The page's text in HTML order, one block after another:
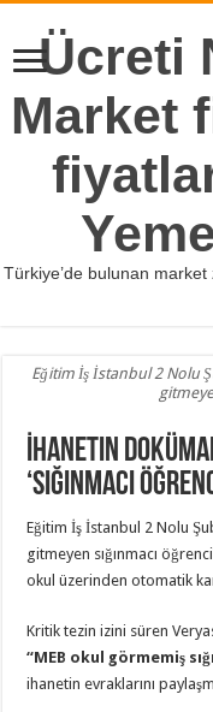
Ücreti
Market
Türkiye’de bulunan
Eğitim İş İstanbul 2 Nolu
İhanetin
‘sığınmacı
Eğitim İş İstanbul 2 Nolu
gitmeyen sığınmacı
okul üzerinden otomatik
Kritik tezin izini süren
“MEB okul görmemiş
ihanetin evraklarını